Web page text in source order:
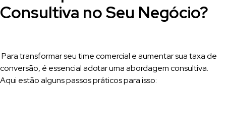
Consultiva no Seu Negócio?
Para transformar seu time comercial e aumentar sua taxa de
conversão, é essencial adotar uma abordagem consultiva.
Aqui estão alguns passos práticos para isso: